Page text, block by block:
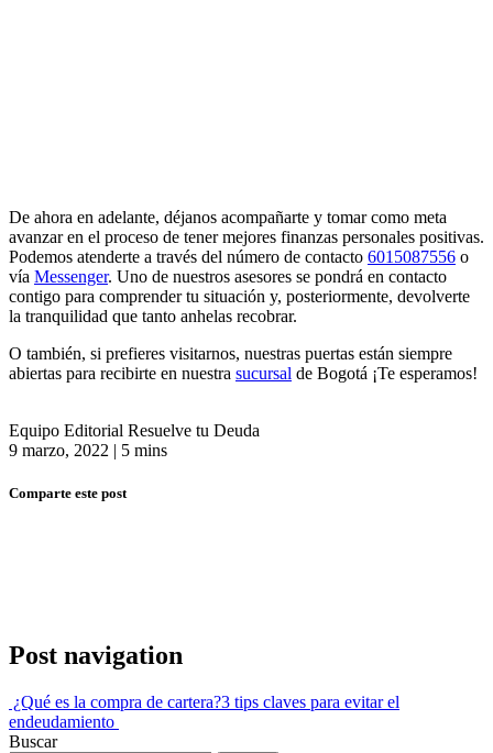
De ahora en adelante, déjanos acompañarte y tomar como meta
avanzar en el proceso de tener mejores finanzas personales positivas.
Podemos atenderte a través del número de contacto 6015087556 o
vía Messenger. Uno de nuestros asesores se pondrá en contacto
contigo para comprender tu situación y, posteriormente, devolverte
la tranquilidad que tanto anhelas recobrar.
O también, si prefieres visitarnos, nuestras puertas están siempre
abiertas para recibirte en nuestra sucursal de Bogotá ¡Te esperamos!
Equipo Editorial Resuelve tu Deuda
9 marzo, 2022 | 5 mins
Comparte este post
Post navigation
¿Qué es la compra de cartera?3 tips claves para evitar el
endeudamiento
Buscar